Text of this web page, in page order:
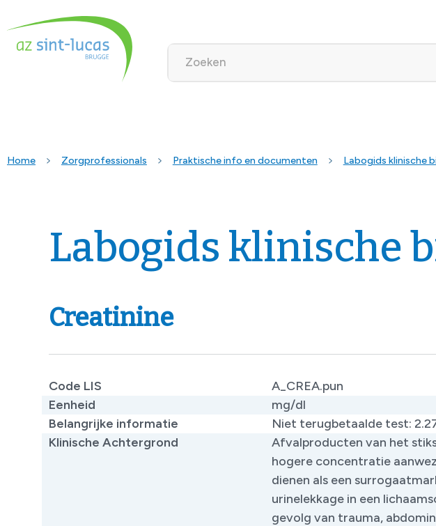
Home Zorgprofessionals Praktische info en documenten Labogids klinische
Labogids klinische
Creatinine
Code LIS
A_CREA.pun
Eenheid
mg/dl
Belangrijke informatie
Niet terugbetaalde test:
Klinische Achtergrond
Afvalproducten van het
hogere concentratie
dienen als een
urinelekkage in een
gevolg van trauma,